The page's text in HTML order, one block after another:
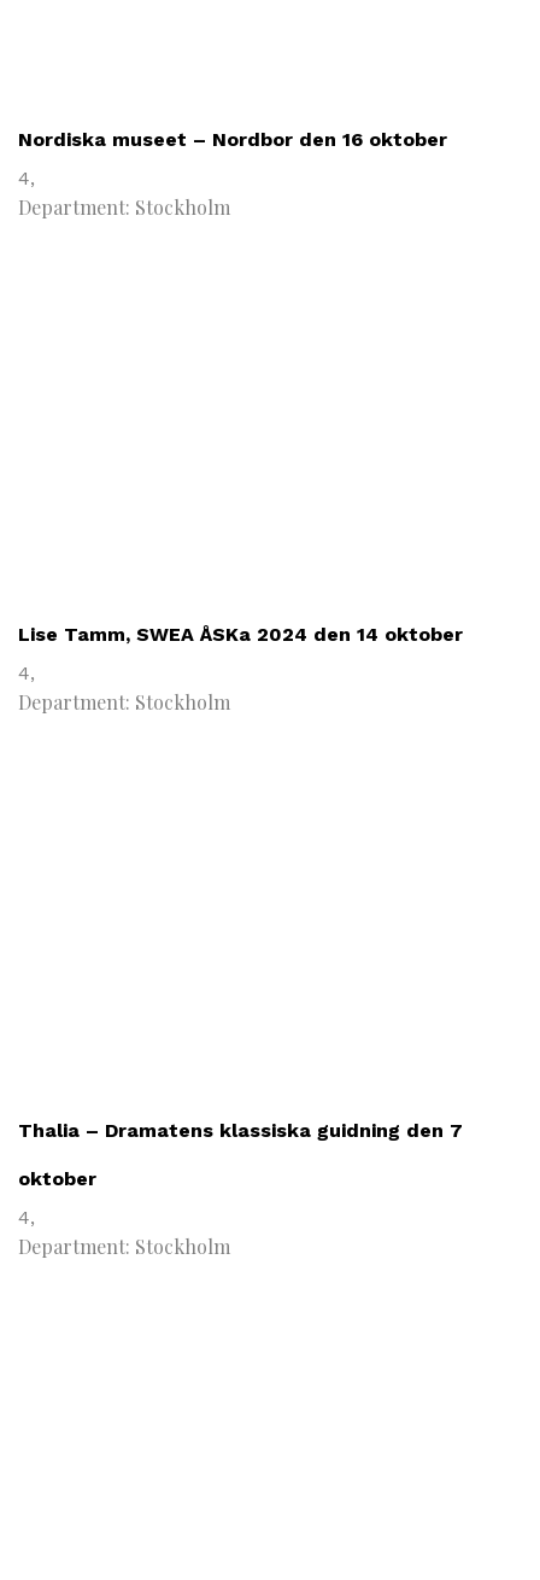
Nordiska museet – Nordbor den 16 oktober
4,
Department: Stockholm
Lise Tamm, SWEA ÅSKa 2024 den 14 oktober
4,
Department: Stockholm
Thalia – Dramatens klassiska guidning den 7
oktober
4,
Department: Stockholm